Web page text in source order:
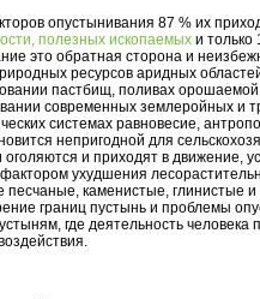
опустынивания 87 % их
полезных ископаемых и только
это обратная сторона и
ресурсов аридных
пастбищ, поливах
современных землеройных и
системах равновесие,
непригодной для
и приходят в движение,
ухудшения
каменистые, глинистые
границ пустынь и проблемы
где деятельность